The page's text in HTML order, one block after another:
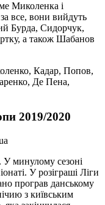
Миколенка і
все, вони вийдуть
Бурда, Сидорчук,
а також Шабанов
Кадар, Попов,
Де Пена,
2019/2020
У минулому сезоні
У розіграші Ліги
програв данському
з київським